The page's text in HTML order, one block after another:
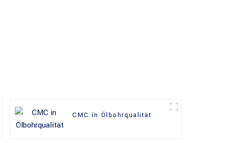
CMC in Ölbohrqualität